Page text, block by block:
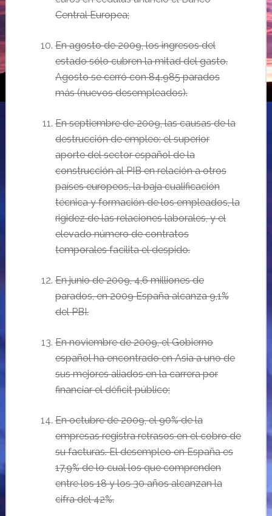
Central Europea;
En agosto de 2009, los ingresos del
estado sólo cubren la mitad del gasto.
Agosto se cerró con 84.985 parados
más(nuevos desempleados).
En septiembre de 2009, las causas de la
destrucción de empleo:el superior
aporte del sector español de la
construcción al PIB en relación a otros
países europeos,la baja cualificación
técnica y formación de los empleados, la
rigidez de las relaciones laborales,y el
elevado número de contratos
temporales facilita el despido.
En junio de 2009, 4,6 milliones de
parados, en 2009 España alcanza 9,1%
del PBI.
Ennoviembre de 2009, el Gobierno
español ha encontrado en Asia a uno de
sus mejores aliados en la carrera por
financiar el déficit público;
Enoctubre de 2009, el 90% de la
empresas registra retrasos en el cobro de
su facturas. El desempleo en España es
17,9%de lo cual los que comprenden
entre los 18 y los 30 años alcanzan la
cifra del 42%.